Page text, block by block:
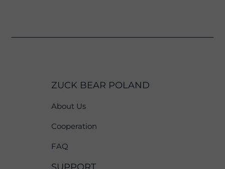
About Us
FAQ
Cooperation
ZUCK BEAR POLAND